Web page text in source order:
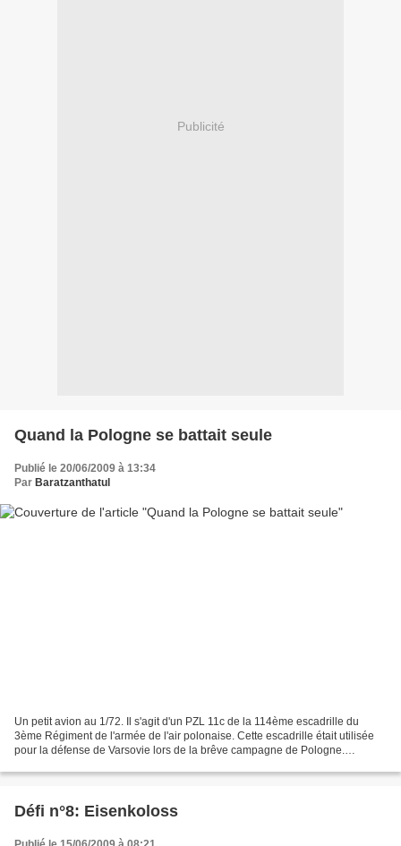
Publicité
Quand la Pologne se battait seule
Publié le 20/06/2009 à 13:34
Par Baratzanthatul
Un petit avion au 1/72. Il s'agit d'un PZL 11c de la 114ème escadrille du
3ème Régiment de l'armée de l'air polonaise. Cette escadrille était utilisée
pour la défense de Varsovie lors de la brêve campagne de Pologne.
Défi n°8: Eisenkoloss